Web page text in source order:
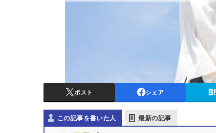
ポスト シェア
この記事を書いた人 最新の記事